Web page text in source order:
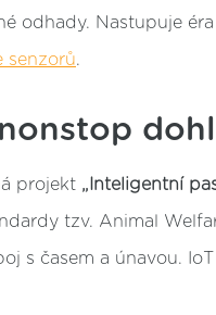
odhady. Nastupuje
senzorů.
projekt „Inteligentní
tzv. Animal
s časem a únavou.